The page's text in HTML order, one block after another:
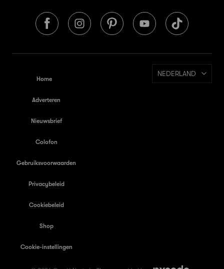
Home
Adverteren
Nieuwsbrief
Colofon
Gebruiksvoorwaarden
Privacybeleid
Cookiebeleid
Shop
Cookie-instellingen
NEDERLAND